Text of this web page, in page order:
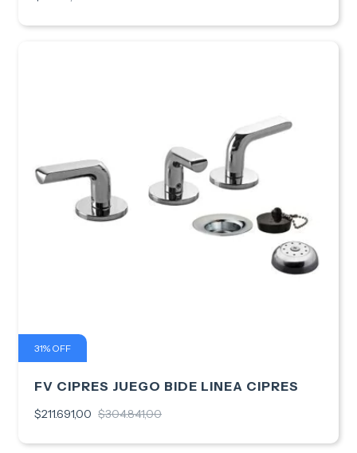
31% OFF
FV CIPRES JUEGO BIDE LINEA CIPRES
$211.691,00 $304.841,00